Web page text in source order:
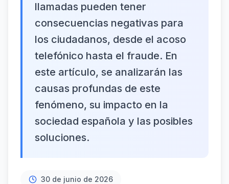
llamadas pueden tener
consecuencias negativas para
los ciudadanos, desde el acoso
telefónico hasta el fraude. En
este artículo, se analizarán las
causas profundas de este
fenómeno, su impacto en la
sociedad española y las posibles
soluciones.
30 de junio de 2026